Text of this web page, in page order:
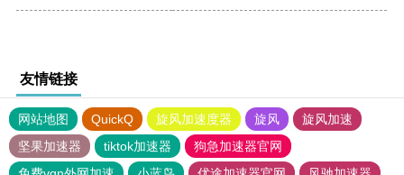
友情链接
网站地图 QuickQ 旋风加速度器 旋风
旋风加速
坚果加速器
tiktok加速器
狗急加速器官网